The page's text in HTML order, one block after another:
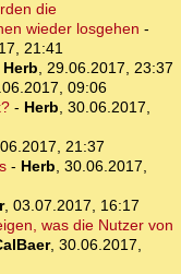
die
wieder losgehen -
21:41
Herb, 29.06.2017, 23:37
09:06
- Herb, 30.06.2017,
21:37
- Herb, 30.06.2017,
, 03.07.2017, 16:17
was die Nutzer von
, 30.06.2017,